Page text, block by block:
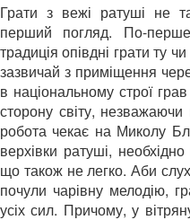
Грати з вежі ратуші не
перший погляд. По-
традиція опівдні грати ту
зазвичай з приміщення
в національному строї
сторону світу,
робота чекає на Миколу
верхівки ратуші,
що також не легко. Аби
почули чарівну мелодію,
усіх сил. Причому, у